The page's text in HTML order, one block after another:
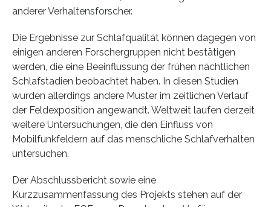
anderer Verhaltensforscher.
Die Ergebnisse zur Schlafqualität können dagegen von
einigen anderen Forschergruppen nicht bestätigen
werden, die eine Beeinflussung der frühen nächtlichen
Schlafstadien beobachtet haben. In diesen Studien
wurden allerdings andere Muster im zeitlichen Verlauf
der Feldexposition angewandt. Weltweit laufen derzeit
weitere Untersuchungen, die den Einfluss von
Mobilfunkfeldern auf das menschliche Schlafverhalten
untersuchen.
Der Abschlussbericht sowie eine
Kurzzusammenfassung des Projekts stehen auf der